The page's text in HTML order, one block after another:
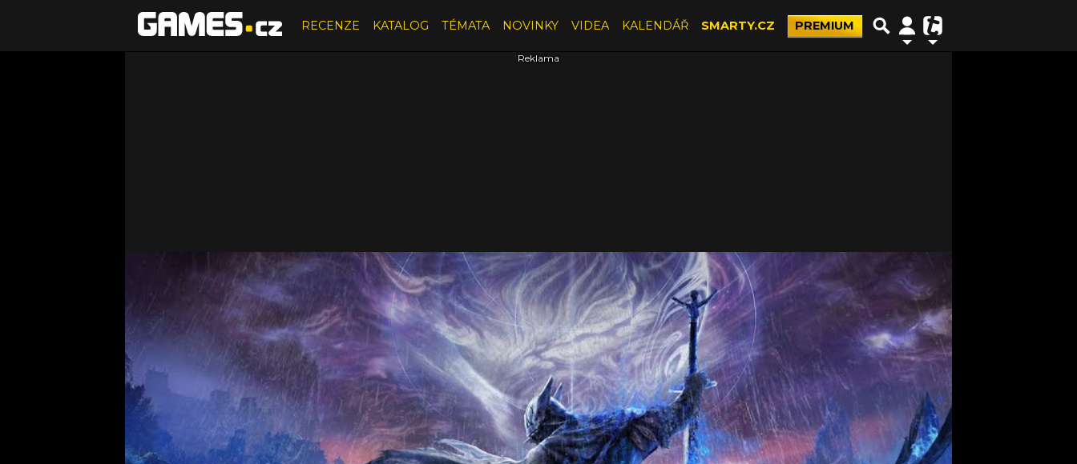
RECENZE KATALOG TÉMATA NOVINKY VIDEA KALENDÁŘ SMARTY.CZ PREMIUM